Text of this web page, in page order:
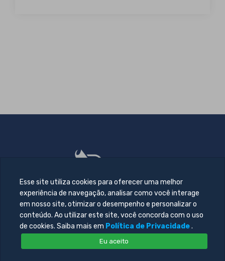
Esse site utiliza cookies para oferecer uma melhor
experiência de navegação, analisar como você interage
em nosso site, otimizar o desempenho e personalizar o
conteúdo. Ao utilizar este site, você concorda com o uso
de cookies. Saiba mais em Política de Privacidade .
Eu aceito